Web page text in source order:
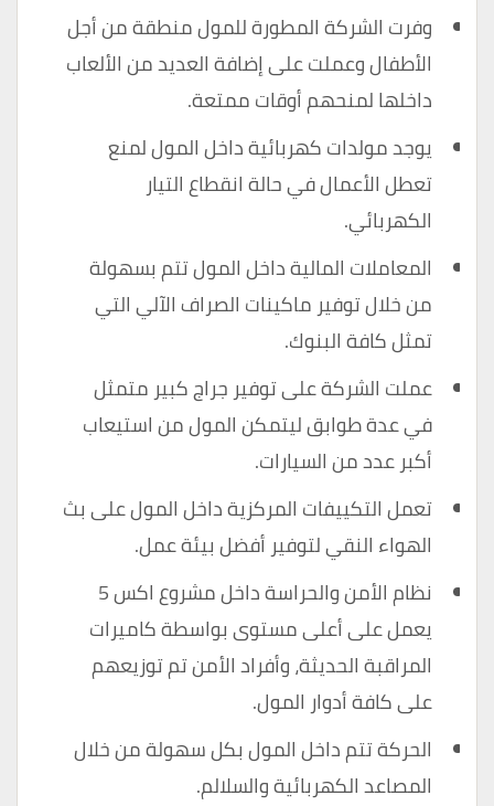
وفرت الشركة المطورة للمول منطقة من أجل
الأطفال وعملت على إضافة العديد من الألعاب
داخلها لمنحهم أوقات ممتعة.
يوجد مولدات كهربائية داخل المول لمنع
تعطل الأعمال في حالة انقطاع التيار
الكهربائي.
المعاملات المالية داخل المول تتم بسهولة
من خلال توفير ماكينات الصراف الآلي التي
تمثل كافة البنوك.
عملت الشركة على توفير جراج كبير متمثل
في عدة طوابق ليتمكن المول من استيعاب
أكبر عدد من السيارات.
تعمل التكييفات المركزية داخل المول على بث
الهواء النقي لتوفير أفضل بيئة عمل.
نظام الأمن والحراسة داخل مشروع اكس 5
يعمل على أعلى مستوى بواسطة كاميرات
المراقبة الحديثة، وأفراد الأمن تم توزيعهم
على كافة أدوار المول.
الحركة تتم داخل المول بكل سهولة من خلال
المصاعد الكهربائية والسلالم.